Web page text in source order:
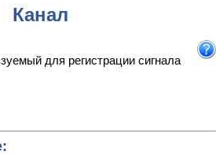
Канал
для регистрации сигнала